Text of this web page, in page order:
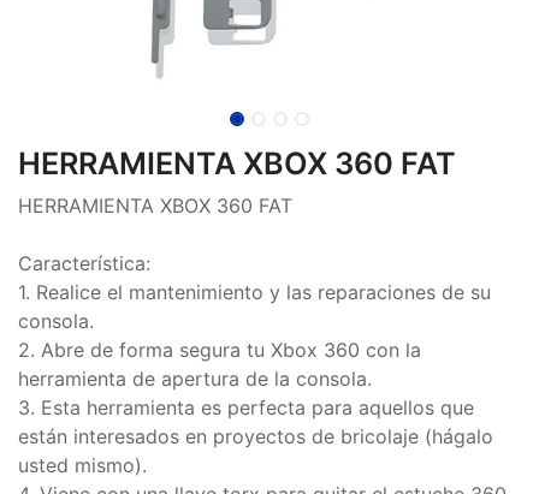
HERRAMIENTA XBOX 360 FAT
HERRAMIENTA XBOX 360 FAT
Característica:
1. Realice el mantenimiento y las reparaciones de su
consola.
2. Abre de forma segura tu Xbox 360 con la
herramienta de apertura de la consola.
3. Esta herramienta es perfecta para aquellos que
están interesados ​​en proyectos de bricolaje (hágalo
usted mismo).